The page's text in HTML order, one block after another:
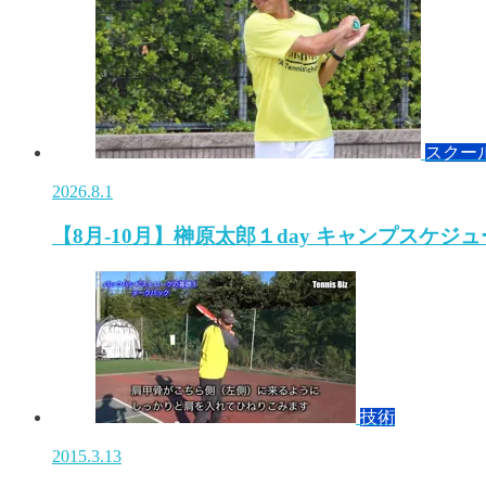
スクー
2026.8.1
【8月-10月】榊原太郎１day キャンプスケジ
技術
2015.3.13